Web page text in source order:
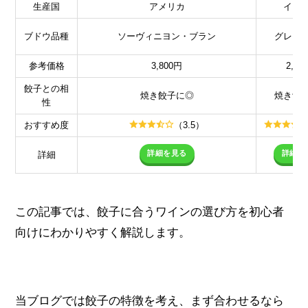
生産国 アメリカ イタ
ブドウ品種 ソーヴィニヨン・ブラン グレー
参考価格 3,800円
餃子との相
性
焼き餃子に◎ 焼き餃
おすすめ度 （3.5）
詳細 詳細を見る 詳細を
この記事では、餃子に合うワインの選び方を初心者
向けにわかりやすく解説します。
当ブログでは餃子の特徴を考え、まず合わせるなら